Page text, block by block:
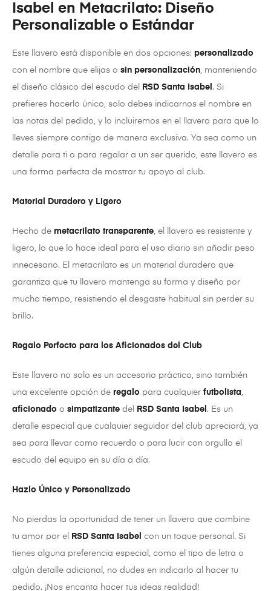
Isabel en Metacrilato: Diseño
Personalizable o Estándar
Este llavero está disponible en dos opciones: personalizado
con el nombre que elijas o sin personalización, manteniendo
el diseño clásico del escudo del
RSD Santa Isabel . Si
prefieres hacerlo único, solo debes indicarnos el nombre en
las notas del pedido, y lo incluiremos en el llavero para que lo
lleves siempre contigo de manera exclusiva. Ya sea como un
detalle para ti o para regalar a un ser querido, este llavero es
una forma perfecta de mostrar tu apoyo al club.
Material Duradero y Ligero
Hecho de metacrilato transparente, el llavero es resistente y
ligero, lo que lo hace ideal para el uso diario sin añadir peso
innecesario. El metacrilato es un material duradero que
garantiza que tu llavero mantenga su forma y diseño por
mucho tiempo, resistiendo el desgaste habitual sin perder su
brillo.
Regalo Perfecto para los Aficionados del Club
Este llavero no solo es un accesorio práctico, sino también
una excelente opción de regalo para cualquier futbolista,
aficionado o simpatizante del RSD Santa Isabel . Es un
detalle especial que cualquier seguidor del club apreciará, ya
sea para llevar como recuerdo o para lucir con orgullo el
escudo del equipo en su día a día.
Hazlo Único y Personalizado
No pierdas la oportunidad de tener un llavero que combine
tu amor por el
RSD Santa Isabel con un toque personal. Si
tienes alguna preferencia especial, como el tipo de letra o
algún detalle adicional, no dudes en indicarlo al hacer tu
pedido. ¡Nos encanta hacer tus ideas realidad!